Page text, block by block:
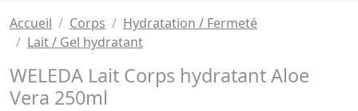
Accueil Corps
Hydratation / Fermeté
Lait / Gel hydratant
WELEDA Lait Corps hydratant Aloe
Vera 250ml